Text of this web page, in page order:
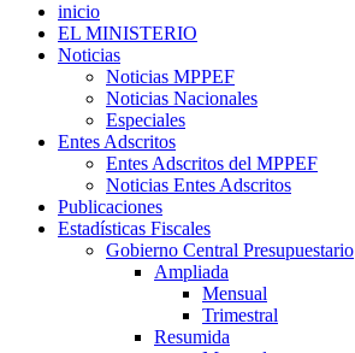
inicio
EL MINISTERIO
Noticias
Noticias MPPEF
Noticias Nacionales
Especiales
Entes Adscritos
Entes Adscritos del MPPEF
Noticias Entes Adscritos
Publicaciones
Estadísticas Fiscales
Gobierno Central Presupuestario
Ampliada
Mensual
Trimestral
Resumida